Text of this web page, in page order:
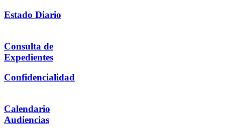
Estado Diario
Consulta de
Expedientes
Confidencialidad
Calendario
Audiencias